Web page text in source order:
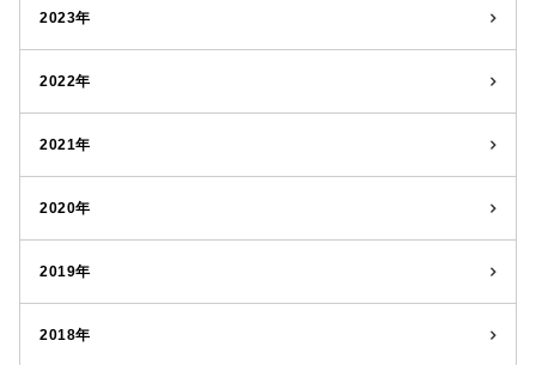
2023年
2022年
2021年
2020年
2019年
2018年